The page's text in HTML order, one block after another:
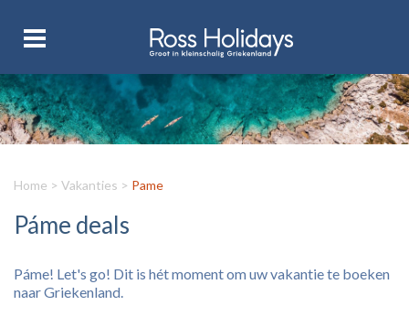
Home > Vakanties > Pame
Páme deals
Páme! Let's go! Dit is hét moment om uw vakantie te boeken
naar Griekenland.